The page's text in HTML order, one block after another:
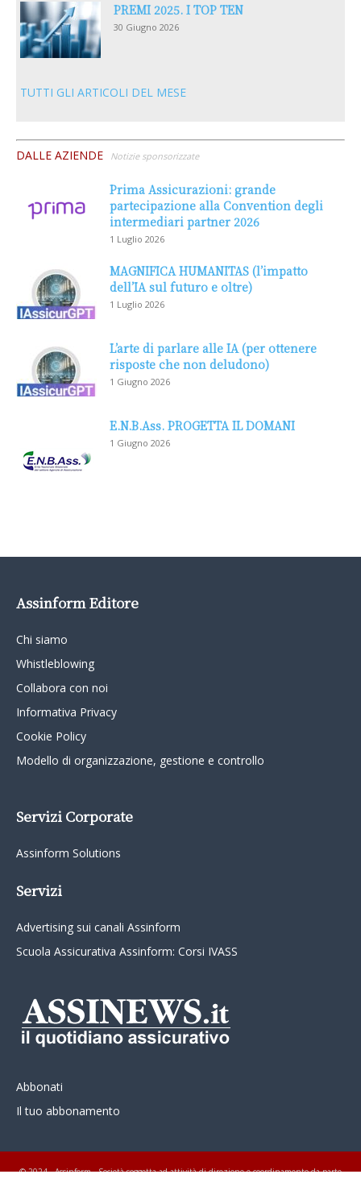
PREMI 2025. I TOP TEN
30 Giugno 2026
TUTTI GLI ARTICOLI DEL MESE
DALLE AZIENDE Notizie sponsorizzate
Prima Assicurazioni: grande
partecipazione alla Convention degli
intermediari partner 2026
1 Luglio 2026
MAGNIFICA HUMANITAS (l’impatto
dell’IA sul futuro e oltre)
1 Luglio 2026
L’arte di parlare alle IA (per ottenere
risposte che non deludono)
1 Giugno 2026
E.N.B.Ass. PROGETTA IL DOMANI
1 Giugno 2026
Assinform Editore
Chi siamo
Whistleblowing
Collabora con noi
Informativa Privacy
Cookie Policy
Modello di organizzazione, gestione e controllo
Servizi Corporate
Assinform Solutions
Servizi
Advertising sui canali Assinform
Scuola Assicurativa Assinform: Corsi IVASS
Abbonati
Il tuo abbonamento
© 2024 - Assinform - Società soggetta ad attività di direzione e coordinamento da parte